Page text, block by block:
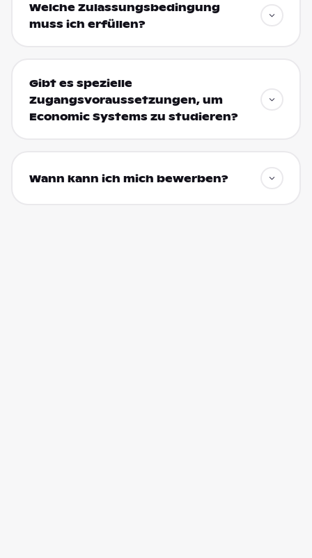
Welche Zulassungsbedingung
muss ich erfüllen?
Gibt es spezielle
Zugangsvoraussetzungen, um
Economic Systems zu studieren?
Wann kann ich mich bewerben?